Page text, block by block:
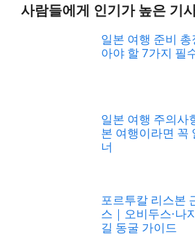
사람들에게 인기가 높은 기
일본 여행 준비
아야 할 7가지 필
일본 여행 주의사
본 여행이라면 꼭
너
포르투칼 리스본
스｜오비두스·나
길 동굴 가이드